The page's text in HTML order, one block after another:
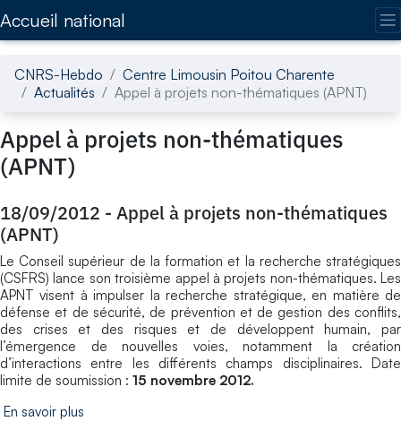
Accueil national
CNRS-Hebdo
Centre Limousin Poitou Charente
Actualités
Appel à projets non-thématiques (APNT)
Appel à projets non-thématiques
(APNT)
18/09/2012 - Appel à projets non-thématiques
(APNT)
Le Conseil supérieur de la formation et la recherche stratégiques
(CSFRS) lance son troisième appel à projets non-thématiques. Les
APNT visent à impulser la recherche stratégique, en matière de
défense et de sécurité, de prévention et de gestion des conflits,
des crises et des risques et de développent humain, par
l’émergence de nouvelles voies, notamment la création
d’interactions entre les différents champs disciplinaires. Date
limite de soumission : 15 novembre 2012.
En savoir plus